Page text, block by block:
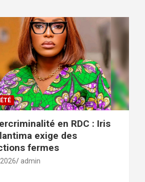
en RDC : Iris
exige des
fermes
admin